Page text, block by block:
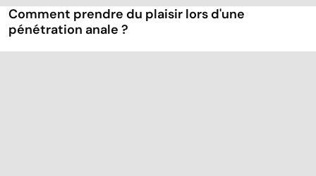
Comment prendre du plaisir lors d'une
pénétration anale ?